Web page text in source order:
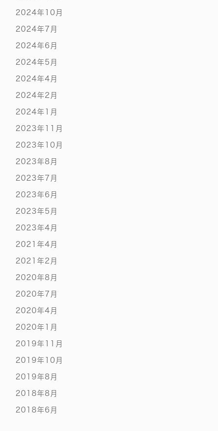
2024年10月
2024年7月
2024年6月
2024年5月
2024年4月
2024年2月
2024年1月
2023年11月
2023年10月
2023年8月
2023年7月
2023年6月
2023年5月
2023年4月
2021年4月
2021年2月
2020年8月
2020年7月
2020年4月
2020年1月
2019年11月
2019年10月
2019年8月
2018年8月
2018年6月